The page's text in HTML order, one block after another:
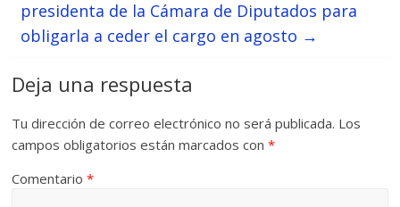
presidenta de la Cámara de Diputados para
obligarla a ceder el cargo en agosto →
Deja una respuesta
Tu dirección de correo electrónico no será publicada. Los
campos obligatorios están marcados con*
Comentario*